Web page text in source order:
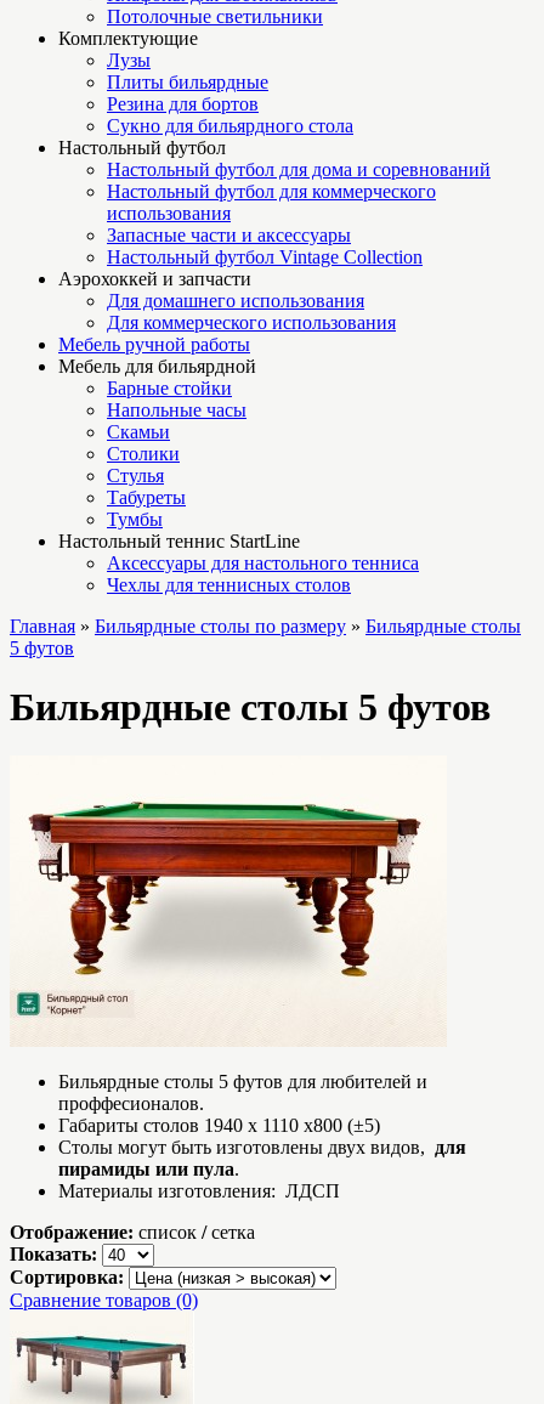
Потолочные светильники
Комплектующие
Лузы
Плиты бильярдные
Резина для бортов
Сукно для бильярдного стола
Настольный футбол
Настольный футбол для дома и соревнований
Настольный футбол для коммерческого
использования
Запасные части и аксессуары
Настольный футбол Vintage Collection
Аэрохоккей и запчасти
Для домашнего использования
Для коммерческого использования
Мебель ручной работы
Мебель для бильярдной
Барные стойки
Напольные часы
Скамьи
Столики
Стулья
Табуреты
Тумбы
Настольный теннис StartLine
Аксессуары для настольного тенниса
Чехлы для теннисных столов
Главная » Бильярдные столы по размеру » Бильярдные столы
5 футов
Бильярдные столы 5 футов
Бильярдные столы 5 футов для любителей и
проффесионалов.
Габариты столов 1940 x 1110 x800 (±5)
Столы могут быть изготовлены двух видов, для
пирамиды или пула.
Материалы изготовления: ЛДСП
Отображение: список / сетка
Показать:
Сортировка:
Сравнение товаров (0)